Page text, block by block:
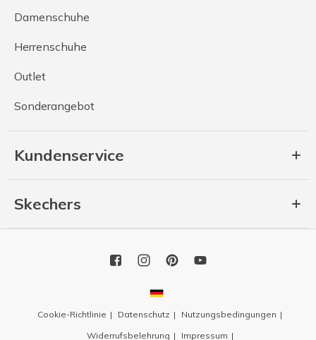
Damenschuhe
Herrenschuhe
Outlet
Sonderangebot
Kundenservice
Skechers
Cookie-Richtlinie Datenschutz
Nutzungsbedingungen
Widerrufsbelehrung
Impressum